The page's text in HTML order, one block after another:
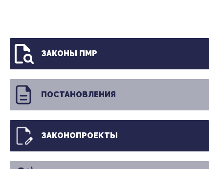
ЗАКОНЫ ПМР
ПОСТАНОВЛЕНИЯ
ЗАКОНОПРОЕКТЫ